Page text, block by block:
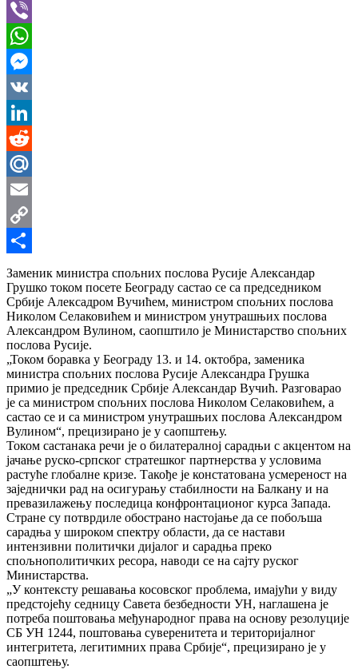
Telegram
Viber
WhatsApp
Messenger
VK
LinkedIn
Reddit
Mail.Ru
Email
Copy
Link
Share
Заменик министра спољних послова Русије Александар
Грушко током посете Београду састао се са председником
Србије Алексадром Вучићем, министром спољних послова
Николом Селаковићем и министром унутрашњих послова
Александром Вулином, саопштило је Министарство спољних
послова Русије.
„Током боравка у Београду 13. и 14. октобра, заменика
министра спољних послова Русије Александра Грушка
примио је председник Србије Александар Вучић. Разговарао
је са министром спољних послова Николом Селаковићем, а
састао се и са министром унутрашњих послова Александром
Вулином“, прецизирано је у саопштењу.
Током састанака речи је о билатералној сарадњи с акцентом на
јачање руско-српског стратешког партнерства у условима
растуће глобалне кризе. Такође је констатована усмереност на
заједнички рад на осигурању стабилности на Балкану и на
превазилажењу последица конфронтационог курса Запада.
Стране су потврдиле обострано настојање да се побољша
сарадња у широком спектру области, да се настави
интензивни политички дијалог и сарадња преко
спољнополитичких ресора, наводи се на сајту руског
Министарства.
„У контексту решавања косовског проблема, имајући у виду
предстојећу седницу Савета безбедности УН, наглашена је
потреба поштовања међународног права на основу резолуције
СБ УН 1244, поштовања суверенитета и територијалног
интегритета, легитимних права Србије“, прецизирано је у
саопштењу.